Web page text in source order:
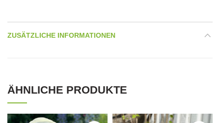
ZUSÄTZLICHE INFORMATIONEN
ÄHNLICHE PRODUKTE